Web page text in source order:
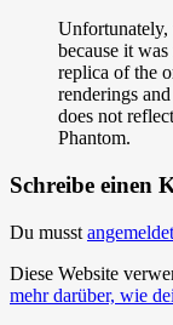
Unfortunately,
because it
replica of the
renderings
does not
Phantom.
Schreibe einen
Du musst angemeldet
Diese Website
mehr darüber, wie